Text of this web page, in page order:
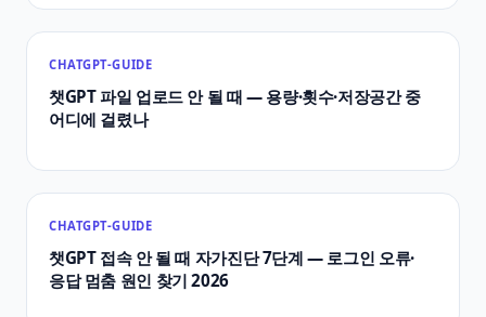
CHATGPT-GUIDE
챗GPT 파일 업로드 안 될 때 — 용량·횟수·저장공간 중
어디에 걸렸나
CHATGPT-GUIDE
챗GPT 접속 안 될 때 자가진단 7단계 — 로그인 오류·
응답 멈춤 원인 찾기 2026